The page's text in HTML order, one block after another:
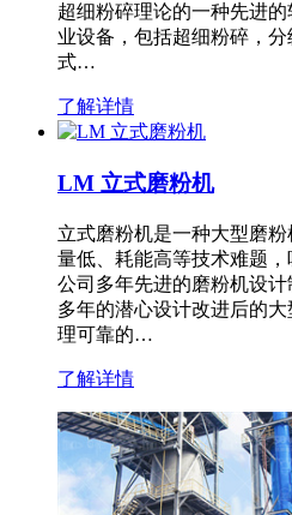
超细粉碎理论的一种先进
业设备，包括超细粉碎，
式…
了解详情
LM 立式磨粉机
立式磨粉机是一种大型磨
量低、耗能高等技术难题
公司多年先进的磨粉机设
多年的潜心设计改进后的
理可靠的…
了解详情